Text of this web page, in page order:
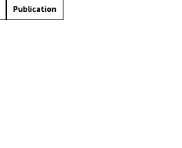
Publication